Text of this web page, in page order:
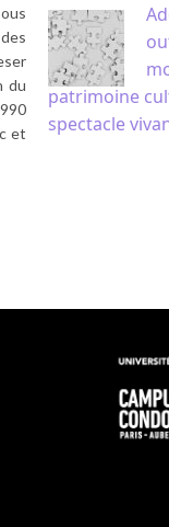
du
et
patrimoine
spectacle